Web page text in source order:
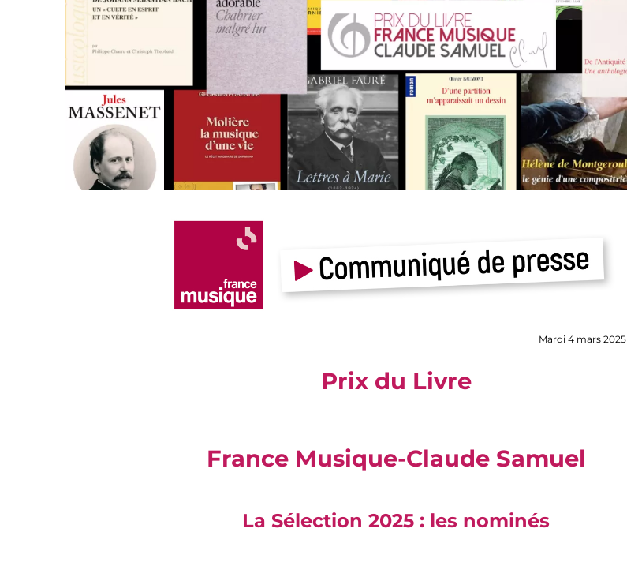
Mardi 4 mars 2025
Prix du Livre
France Musique-Claude Samuel
La Sélection 2025 : les nominés